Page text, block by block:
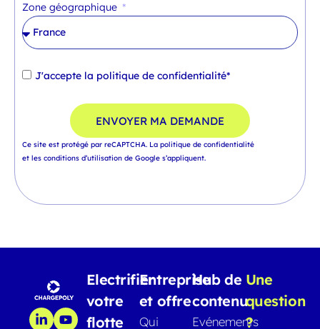
Zone géographique
J'accepte la politique de confidentialité*
ENVOYER MA DEMANDE
Ce site est protégé par reCAPTCHA. La politique de confidentialité
et les conditions d’utilisation de Google s’appliquent.
Electrifier
votre
flotte
Entreprise
et offre
Qui
Hub de
contenu
Evénements
Une
question
?